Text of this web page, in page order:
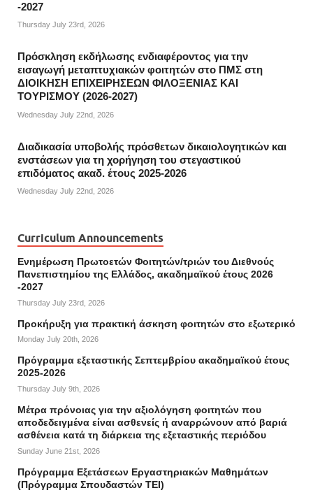
-2027
Thursday July 23rd, 2026
Πρόσκληση εκδήλωσης ενδιαφέροντος για την
εισαγωγή μεταπτυχιακών φοιτητών στο ΠΜΣ στη
ΔΙΟΙΚΗΣΗ ΕΠΙΧΕΙΡΗΣΕΩΝ ΦΙΛΟΞΕΝΙΑΣ ΚΑΙ
ΤΟΥΡΙΣΜΟΥ (2026-2027)
Wednesday July 22nd, 2026
Διαδικασία υποβολής πρόσθετων δικαιολογητικών και
ενστάσεων για τη χορήγηση του στεγαστικού
επιδόματος ακαδ. έτους 2025-2026
Wednesday July 22nd, 2026
Curriculum Announcements
Ενημέρωση Πρωτοετών Φοιτητών/τριών του Διεθνούς
Πανεπιστημίου της Ελλάδος, ακαδημαϊκού έτους 2026
-2027
Thursday July 23rd, 2026
Προκήρυξη για πρακτική άσκηση φοιτητών στο εξωτερικό
Monday July 20th, 2026
Πρόγραμμα εξεταστικής Σεπτεμβρίου ακαδημαϊκού έτους
2025-2026
Thursday July 9th, 2026
Mέτρα πρόνοιας για την αξιολόγηση φοιτητών που
αποδεδειγμένα είναι ασθενείς ή αναρρώνουν από βαριά
ασθένεια κατά τη διάρκεια της εξεταστικής περιόδου
Sunday June 21st, 2026
Πρόγραμμα Εξετάσεων Εργαστηριακών Μαθημάτων
(Πρόγραμμα Σπουδαστών ΤΕΙ)